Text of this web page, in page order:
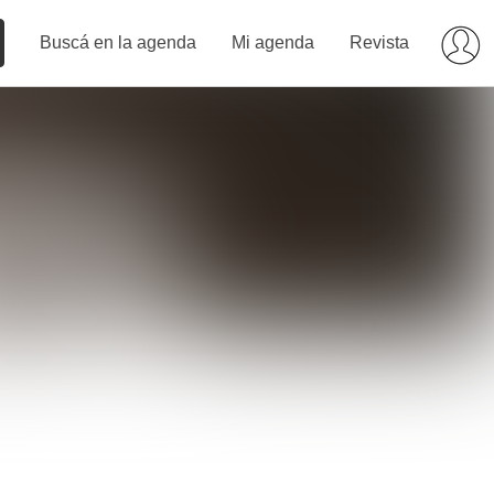
Buscá en la agenda Mi agenda Revista